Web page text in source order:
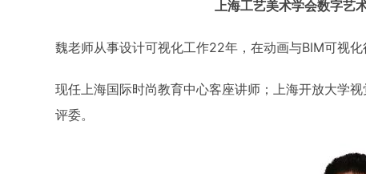
上海工艺美术学会数字艺
魏老师从事设计可视化工作22年，在动画与BIM可视化
现任上海国际时尚教育中心客座讲师；上海开放大学
评委。